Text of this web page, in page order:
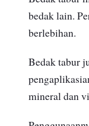
bedak lain.
berlebihan.
Bedak tabur
mineral dan